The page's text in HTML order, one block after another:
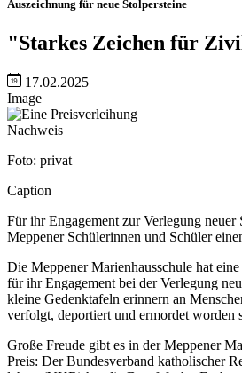
Auszeichnung für neue Stolpersteine
"Starkes Zeichen für
17.02.2025
Image
Nachweis
Foto: privat
Caption
Für ihr Engagement zur Verlegung neuer
Meppener Schülerinnen und Schüler
Die Meppener Marienhausschule hat
für ihr Engagement bei der Verlegung
kleine Gedenktafeln erinnern an
verfolgt, deportiert und ermordet worden
Große Freude gibt es in der Meppener
Preis: Der Bundesverband katholischer